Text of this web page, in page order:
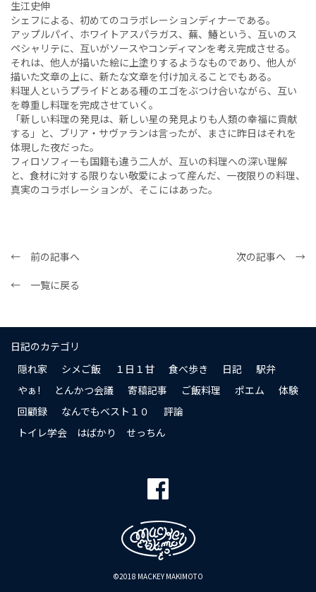
生江史伸
シェフによる、初めてのコラボレーションディナーである。
アップルパイ、ホワイトアスパラガス、蕪、鰆という、互いのス
ペシャリテに、互いがソースやコンディマンを考え完成させる。
それは、他人が描いた絵に上塗りするようなものであり、他人が
描いた文章の上に、新たな文章を付け加えることでもある。
料理人というプライドとある種のエゴをぶつけ合いながら、互い
を尊重し料理を完成させていく。
「新しい料理の発見は、新しい星の発見よりも人類の幸福に貢献
する」と、ブリア・サヴァランは言ったが、まさに昨日はそれを
体現した夜だった。
フィロソフィーも国籍も違う二人が、互いの料理への深い理解
と、食材に対する限りない敬愛によって産んだ、一夜限りの料理、
真実のコラボレーションが、そこにはあった。
← 前の記事へ
次の記事へ →
← 一覧に戻る
日記のカテゴリ
隠れ家
シメご飯 １日１甘 食べ歩き 日記
駅弁
やぁ!
とんかつ会議 寄稿記事 ご飯料理 ポエム
体験
回顧録
なんでもベスト１０
評論
トイレ学会 はばかり せっちん
©2018 MACKEY MAKIMOTO